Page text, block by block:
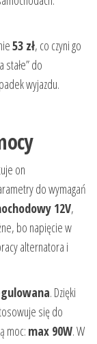
53 zł, co czyni go
do
wyjazdu.
on
do wymagań
12V,
bo napięcie w
alternatora i
. Dzięki
się do
moc: max 90W. W